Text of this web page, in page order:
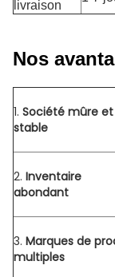
livraison
Nos
1. Société mûre et
stable
2. Inventaire
abondant
3. Marques de
multiples